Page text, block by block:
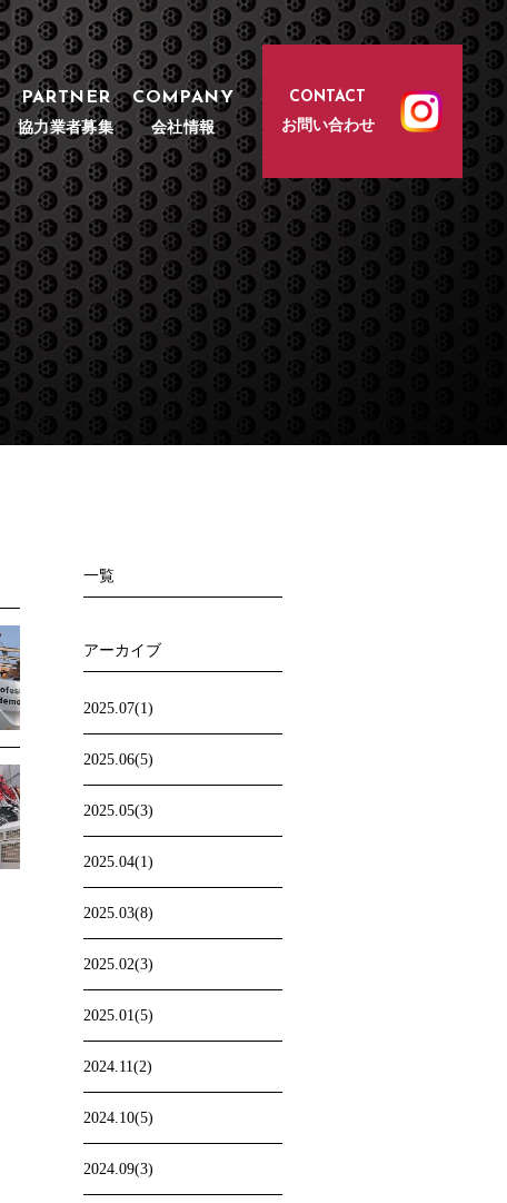
一覧
アーカイブ
2025.07(1)
2025.06(5)
2025.05(3)
2025.04(1)
2025.03(8)
2025.02(3)
2025.01(5)
2024.11(2)
2024.10(5)
2024.09(3)
PARTNER
協力業者募集
COMPANY
会社情報
CONTACT
お問い合わせ